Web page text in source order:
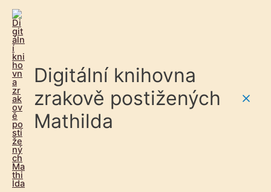
Digitální knihovna
zrakově postižených
Mathilda